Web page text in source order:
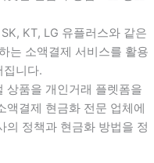
KT, LG 유플러스와 같은
는 소액결제 서비스를 활용
집니다.
상품을 개인거래 플렛폼을
액결제 현금화 전문 업체에
의 정책과 현금화 방법을 정